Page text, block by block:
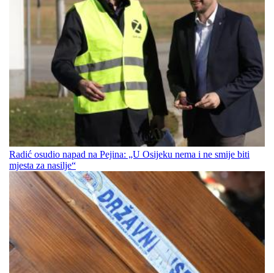
Radić osudio napad na Pejina: „U Osijeku nema i ne smije biti
mjesta za nasilje“